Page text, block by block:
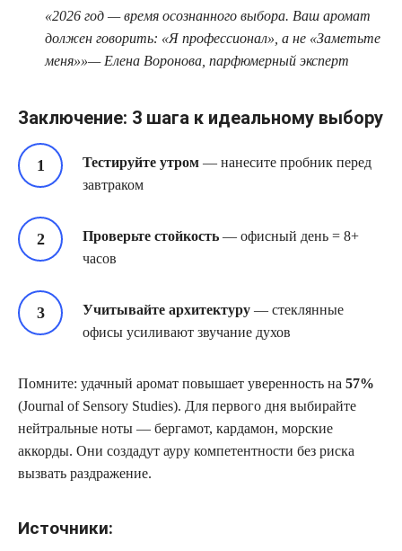
«2026 год — время осознанного выбора. Ваш аромат
должен говорить: «Я профессионал», а не «Заметьте
меня»»— Елена Воронова, парфюмерный эксперт
Заключение: 3 шага к идеальному выбору
Тестируйте утром — нанесите пробник перед
завтраком
Проверьте стойкость — офисный день = 8+
часов
Учитывайте архитектуру — стеклянные
офисы усиливают звучание духов
Помните: удачный аромат повышает уверенность на 57%
(Journal of Sensory Studies). Для первого дня выбирайте
нейтральные ноты — бергамот, кардамон, морские
аккорды. Они создадут ауру компетентности без риска
вызвать раздражение.
Источники: